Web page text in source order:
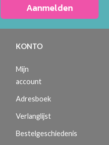
Aanmelden
KONTO
Mijn
account
Adresboek
Verlanglijst
Bestelgeschiedenis